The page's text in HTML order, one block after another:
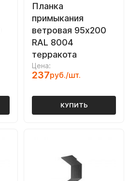
Планка
примыкания
ветровая 95х200
RAL 8004
терракота
Цена:
237руб./шт.
КУПИТЬ